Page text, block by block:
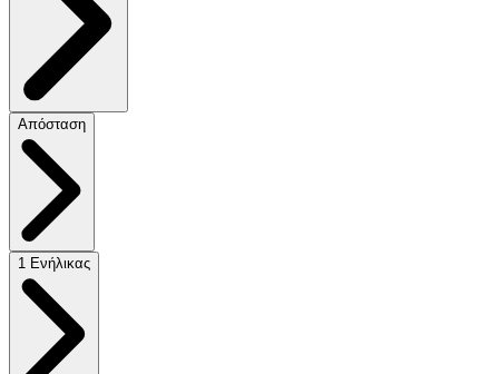
Απόσταση
1 Ενήλικας